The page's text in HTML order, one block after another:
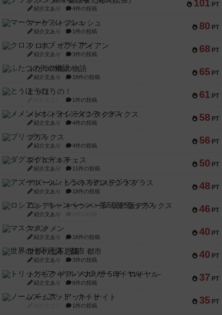
101 PT
紹介文あり 4件の投稿
80 PT
マーケットフレッシュ
紹介文あり 1件の投稿
68 PT
クロス・オブ・アイアン
紹介文あり 3件の投稿
65 PT
ふたつの街の物語
紹介文あり 18件の投稿
61 PT
とうほうの！
1件の投稿
58 PT
メメントオンラインタクティクス
紹介文あり 4件の投稿
56 PT
ブリックス
紹介文あり 4件の投稿
50 PT
ダグエイトチェス
紹介文あり 11件の投稿
48 PT
アズール：シントラのステンドグラス
紹介文あり 18件の投稿
46 PT
ロシアン・キャンペーン：第5版デラックス
紹介文あり
40 PT
マスクメン
紹介文あり 16件の投稿
40 PT
世界の七不思議：都市
紹介文あり 3件の投稿
37 PT
トリックギア - ペルソナ5 ザ・ロイヤル-
紹介文あり 6件の投稿
35 PT
ノームズ・アット・ナイト
1件の投稿